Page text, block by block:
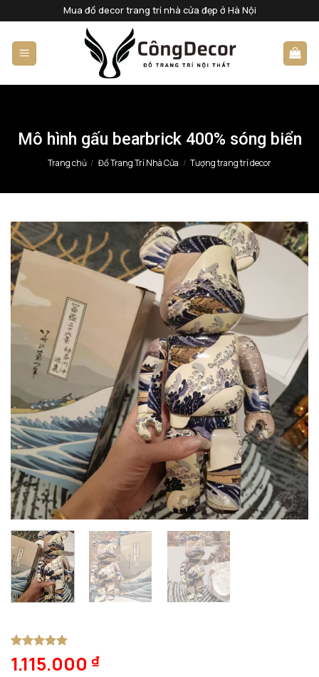
qua
nội
dung
Mua đồ decor trang trí nhà cửa đẹp ở Hà Nội
Mô hình gấu bearbrick 400% sóng biển
Trang chủ / Đồ Trang Trí Nhà Cửa / Tượng trang trí decor
5trên 5
dựa trên
1
1.115.000 ₫